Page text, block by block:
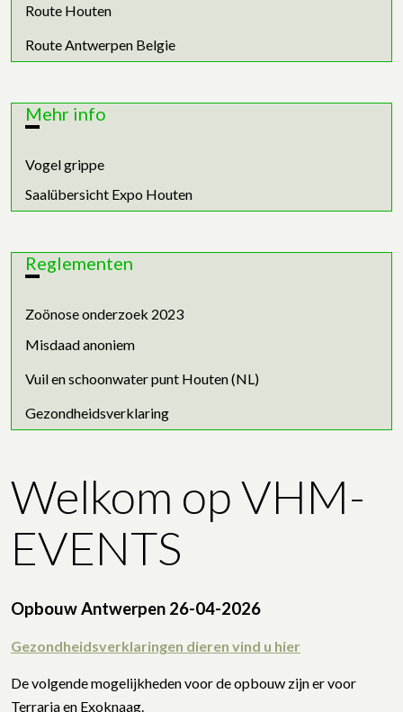
Route Houten
Route Antwerpen Belgie
Mehr info
Vogel grippe
Saalübersicht Expo Houten
Reglementen
Zoönose onderzoek 2023
Misdaad anoniem
Vuil en schoonwater punt Houten (NL)
Gezondheidsverklaring
Welkom op VHM-
EVENTS
Opbouw Antwerpen 26-04-2026
Gezondheidsverklaringen dieren vind u hier
De volgende mogelijkheden voor de opbouw zijn er voor
Terraria en Exoknaag.